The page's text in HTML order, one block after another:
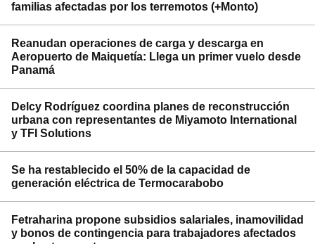
familias afectadas por los terremotos (+Monto)
Reanudan operaciones de carga y descarga en
Aeropuerto de Maiquetía: Llega un primer vuelo desde
Panamá
Delcy Rodríguez coordina planes de reconstrucción
urbana con representantes de Miyamoto International
y TFI Solutions
Se ha restablecido el 50% de la capacidad de
generación eléctrica de Termocarabobo
Fetraharina propone subsidios salariales, inamovilidad
y bonos de contingencia para trabajadores afectados